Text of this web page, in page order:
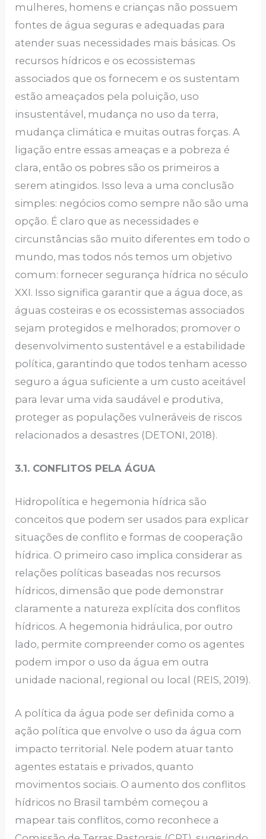
mulheres, homens e crianças não possuem
fontes de água seguras e adequadas para
atender suas necessidades mais básicas. Os
recursos hídricos e os ecossistemas
associados que os fornecem e os sustentam
estão ameaçados pela poluição, uso
insustentável, mudança no uso da terra,
mudança climática e muitas outras forças. A
ligação entre essas ameaças e a pobreza é
clara, então os pobres são os primeiros a
serem atingidos. Isso leva a uma conclusão
simples: negócios como sempre não são uma
opção. É claro que as necessidades e
circunstâncias são muito diferentes em todo o
mundo, mas todos nós temos um objetivo
comum: fornecer segurança hídrica no século
XXI. Isso significa garantir que a água doce, as
águas costeiras e os ecossistemas associados
sejam protegidos e melhorados; promover o
desenvolvimento sustentável e a estabilidade
política, garantindo que todos tenham acesso
seguro a água suficiente a um custo aceitável
para levar uma vida saudável e produtiva,
proteger as populações vulneráveis de riscos
relacionados a desastres (DETONI, 2018).
3.1. CONFLITOS PELA ÁGUA
Hidropolítica e hegemonia hídrica são
conceitos que podem ser usados para explicar
situações de conflito e formas de cooperação
hídrica. O primeiro caso implica considerar as
relações políticas baseadas nos recursos
hídricos, dimensão que pode demonstrar
claramente a natureza explícita dos conflitos
hídricos. A hegemonia hidráulica, por outro
lado, permite compreender como os agentes
podem impor o uso da água em outra
unidade nacional, regional ou local (REIS, 2019).
A política da água pode ser definida como a
ação política que envolve o uso da água com
impacto territorial. Nele podem atuar tanto
agentes estatais e privados, quanto
movimentos sociais. O aumento dos conflitos
hídricos no Brasil também começou a
mapear tais conflitos, como reconhece a